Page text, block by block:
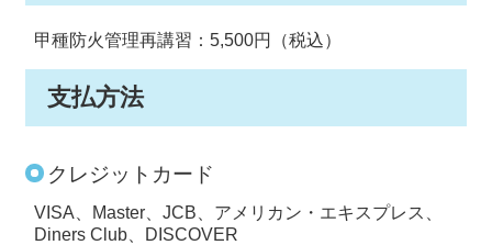
甲種防火管理再講習：5,500円（税込）
支払方法
クレジットカード
VISA、Master、JCB、アメリカン・エキスプレス、
Diners Club、DISCOVER